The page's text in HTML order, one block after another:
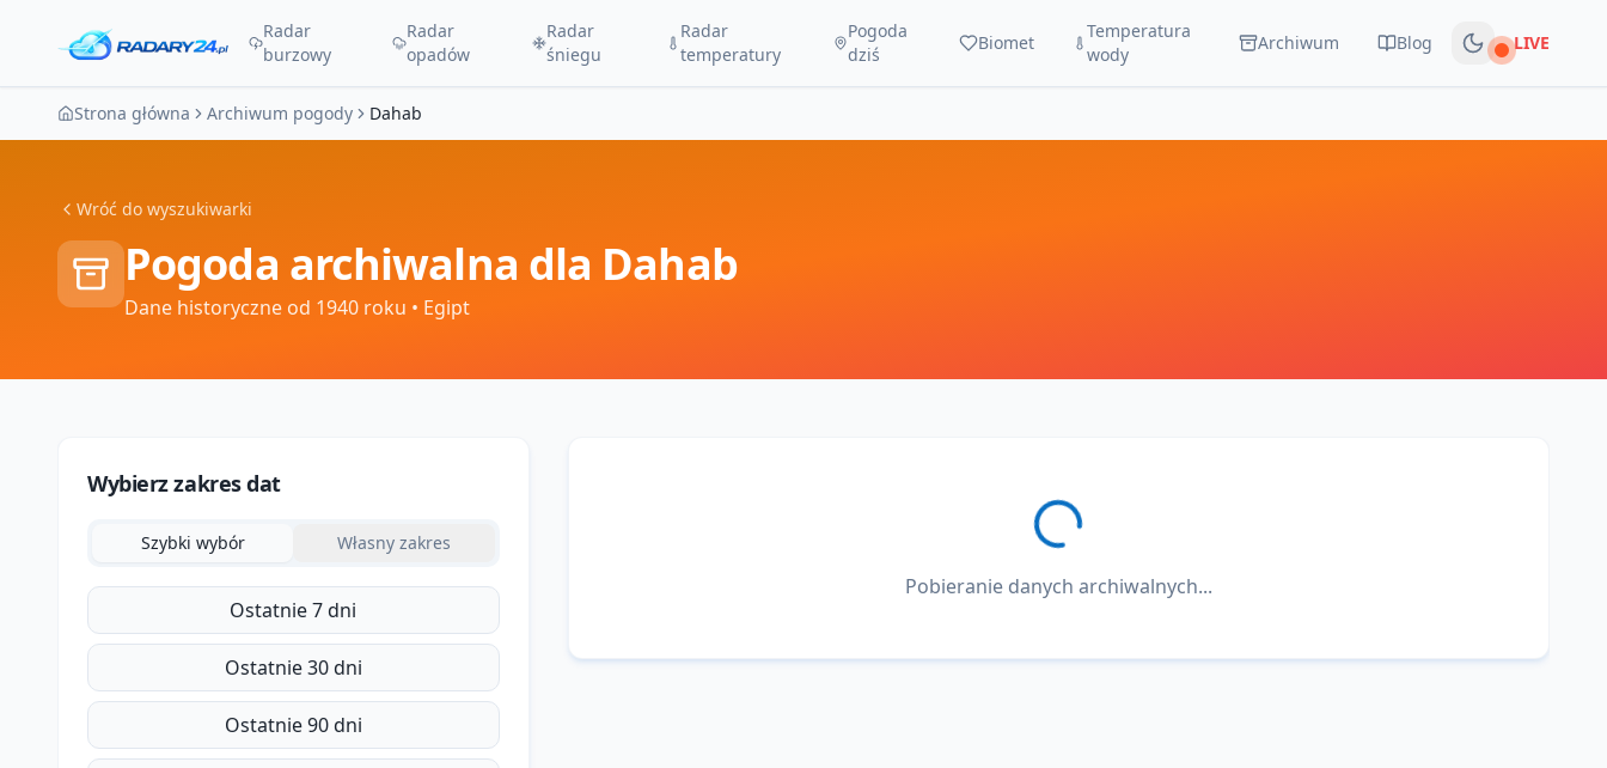
Radar
burzowy
Radar
opadów
Radar
śniegu
Radar
temperatury
Pogoda
dziś
Biomet
Temperatura
wody
Archiwum Blog Na żywo
LIVE
Strona główna Archiwum pogody Dahab
Wróć do wyszukiwarki
Pogoda archiwalna dla Dahab
Dane historyczne od 1940 roku • Egipt
Wybierz zakres dat
Szybki wybór Własny zakres
Ostatnie 7 dni
Ostatnie 30 dni
Ostatnie 90 dni
Pobieranie danych archiwalnych...